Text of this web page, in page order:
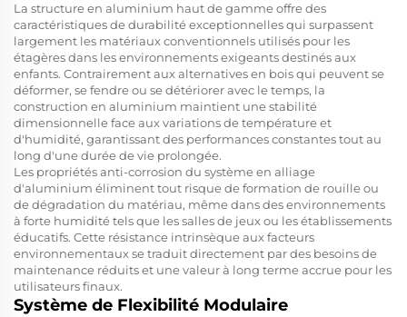
La structure en aluminium haut de gamme offre des
caractéristiques de durabilité exceptionnelles qui surpassent
largement les matériaux conventionnels utilisés pour les
étagères dans les environnements exigeants destinés aux
enfants. Contrairement aux alternatives en bois qui peuvent se
déformer, se fendre ou se détériorer avec le temps, la
construction en aluminium maintient une stabilité
dimensionnelle face aux variations de température et
d'humidité, garantissant des performances constantes tout au
long d'une durée de vie prolongée.
Les propriétés anti-corrosion du système en alliage
d'aluminium éliminent tout risque de formation de rouille ou
de dégradation du matériau, même dans des environnements
à forte humidité tels que les salles de jeux ou les établissements
éducatifs. Cette résistance intrinsèque aux facteurs
environnementaux se traduit directement par des besoins de
maintenance réduits et une valeur à long terme accrue pour les
utilisateurs finaux.
Système de Flexibilité Modulaire